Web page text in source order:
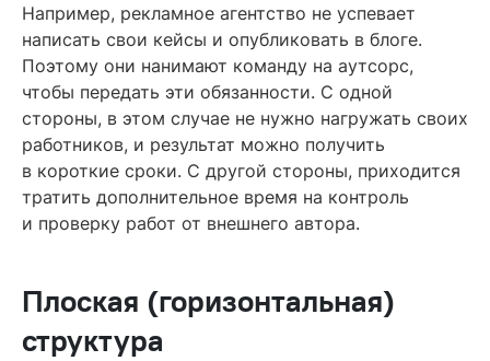
Например, рекламное агентство не успевает
написать свои кейсы и опубликовать в блоге.
Поэтому они нанимают команду на аутсорс,
чтобы передать эти обязанности. С одной
стороны, в этом случае не нужно нагружать своих
работников, и результат можно получить
в короткие сроки. С другой стороны, приходится
тратить дополнительное время на контроль
и проверку работ от внешнего автора.
Плоская (горизонтальная)
структура